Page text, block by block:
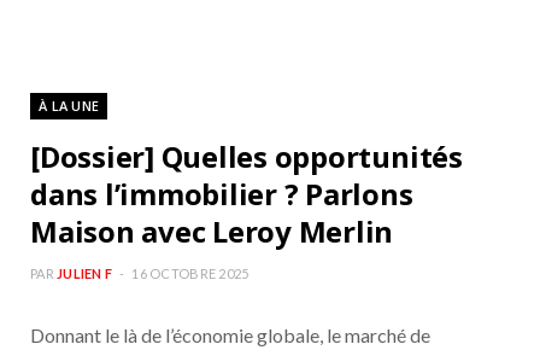
À LA UNE
[Dossier] Quelles opportunités
dans l’immobilier ? Parlons
Maison avec Leroy Merlin
PAR JULIEN F 16 OCTOBRE 2025
Donnant le là de l’économie globale, le marché de